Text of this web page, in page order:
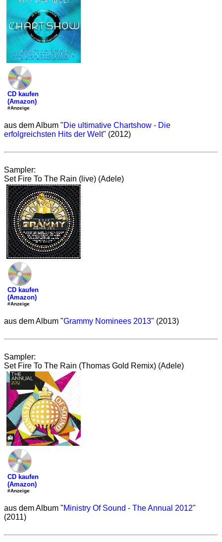
CD kaufen
(Amazon)
#Anzeige
aus dem Album "Die ultimative Chartshow - Die
erfolgreichsten Hits der Welt" (2012)
Sampler:
Set Fire To The Rain (live) (Adele)
CD kaufen
(Amazon)
#Anzeige
aus dem Album "Grammy Nominees 2013" (2013)
Sampler:
Set Fire To The Rain (Thomas Gold Remix) (Adele)
CD kaufen
(Amazon)
#Anzeige
aus dem Album "Ministry Of Sound - The Annual 2012"
(2011)